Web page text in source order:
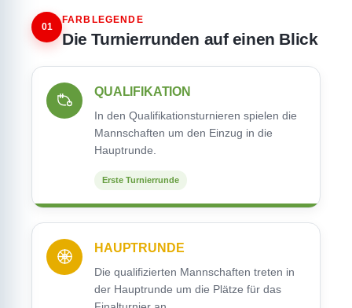
01
FARBLEGENDE
Die Turnierrunden auf einen Blick
QUALIFIKATION
In den Qualifikationsturnieren spielen die
Mannschaften um den Einzug in die
Hauptrunde.
Erste Turnierrunde
HAUPTRUNDE
Die qualifizierten Mannschaften treten in
der Hauptrunde um die Plätze für das